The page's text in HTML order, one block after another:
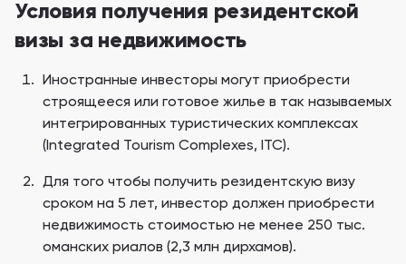
Условия получения резидентской
визы за недвижимость
Иностранные инвесторы могут приобрести
строящееся или готовое жилье в так называемых
интегрированных туристических комплексах
(Integrated Tourism Complexes, ITC).
Для того чтобы получить резидентскую визу
сроком на 5 лет, инвестор должен приобрести
недвижимость стоимостью не менее 250 тыс.
оманских риалов (2,3 млн дирхамов).